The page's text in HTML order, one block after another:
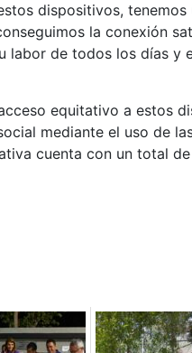
dispositivos,
la conexión
labor de todos los días y
equitativo a estos
mediante el uso de
cuenta con un total